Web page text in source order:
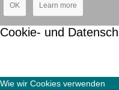
OK Learn more
Cookie- und
Wie wir Cookies verwenden